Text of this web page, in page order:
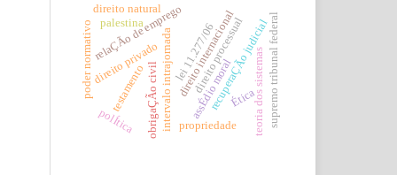
assÉdio moral
intervalo intrajornadadireito internacional
relaÇÃo de emprego
obrigaÇÃo civil
direito natural
recuperaÇÃo judicial
testamento teoria dos sistemassupremo tribunal federal
poder normativo
polÍtica
direito privado
propriedade
lei 11.277/06
direito processual
Ética
palestina